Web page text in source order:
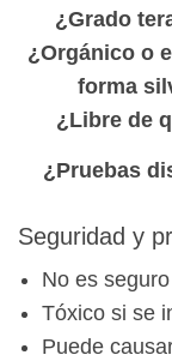
¿Grado
¿Orgánico o
forma
¿Libre de
¿Pruebas
Seguridad y
No es
Tóxico si se
Puede